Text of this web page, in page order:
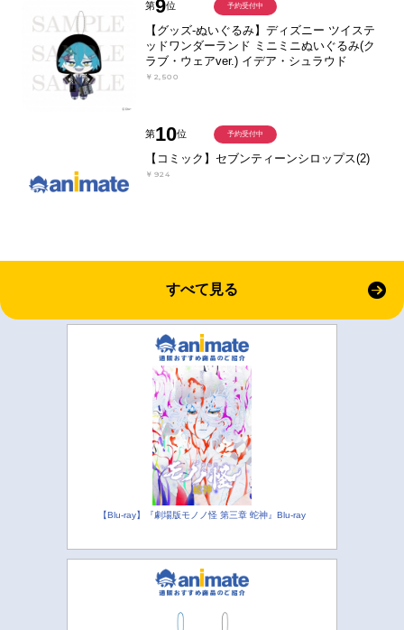
第9位
【グッズ-ぬいぐるみ】ディズニー ツイステ
ッドワンダーランド ミニミニぬいぐるみ(ク
ラブ・ウェアver.) イデア・シュラウド
￥2,500
予約受付中
第10位
【コミック】セブンティーンシロップス(2)
￥924
予約受付中
すべて見る
【Blu-ray】『劇場版モノノ怪 第三章 蛇神』Blu-ray